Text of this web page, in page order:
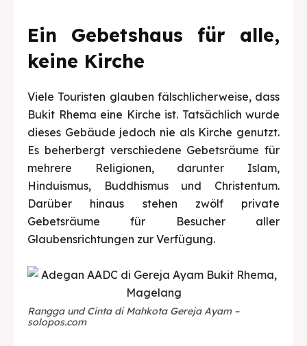
Ein Gebetshaus für alle,
keine Kirche
Viele Touristen glauben fälschlicherweise, dass
Bukit Rhema eine Kirche ist. Tatsächlich wurde
dieses Gebäude jedoch nie als Kirche genutzt.
Es beherbergt verschiedene Gebetsräume für
mehrere Religionen, darunter Islam,
Hinduismus, Buddhismus und Christentum.
Darüber hinaus stehen zwölf private
Gebetsräume für Besucher aller
Glaubensrichtungen zur Verfügung.
Rangga und Cinta di Mahkota Gereja Ayam –
solopos.com